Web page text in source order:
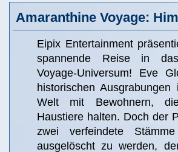
Amaranthine Voyage:
Eipix Entertainment
spannende Reise in
Voyage-Universum! Eve
historischen
Welt mit Bewohnern,
Haustiere halten. Doch der
zwei verfeindete
ausgelöscht zu werden,